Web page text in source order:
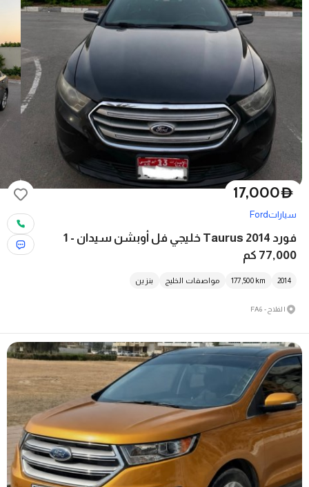
D
17,000
سياراتFord
فورد Taurus 2014 خليجي فل أوبشن سيدان - 1
77,000 كم
2014
177,500 km مواصفات الخليج بنزين
الفلاح - FA6